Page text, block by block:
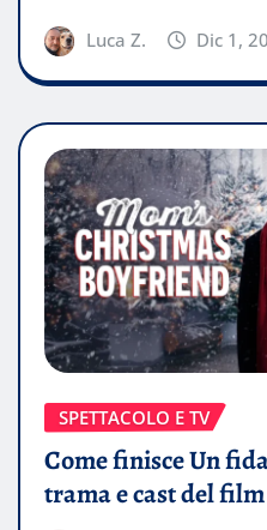
Luca Z. Dic 1,
SPETTACOLO E TV
Come finisce Un
trama e cast del